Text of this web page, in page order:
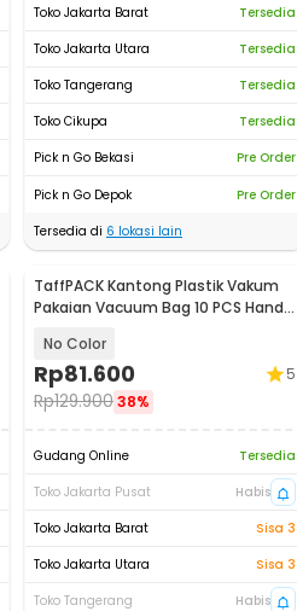
Toko Jakarta Barat
Tersedia
Toko Jakarta Utara
Tersedia
Toko Tangerang
Tersedia
Toko Cikupa
Tersedia
Pick n Go Bekasi
Pre Order
Pick n Go Depok
Pre Order
Tersedia di 6 lokasi lain
TaffPACK Kantong Plastik Vakum
Pakaian Vacuum Bag 10 PCS Hand
No Color
Rp81.600
Rp129.90038%
5
Gudang Online
Tersedia
Toko Jakarta Pusat
Habis
Toko Jakarta Barat
Sisa 3
Toko Jakarta Utara
Sisa 3
Toko Tangerang
Habis